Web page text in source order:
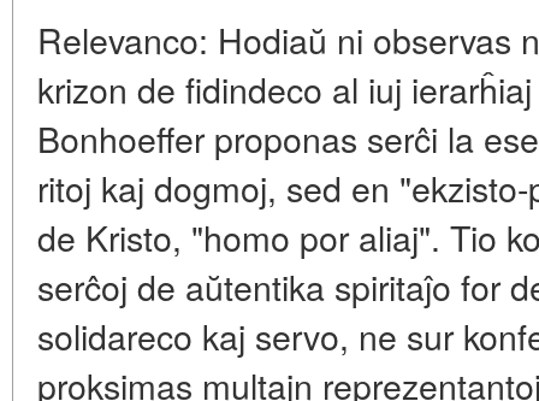
Relevanco: Hodiaŭ ni observas
krizon de fidindeco al iuj
Bonhoeffer proponas serĉi la
ritoj kaj dogmoj, sed en
de Kristo, "homo por aliaj". Tio
serĉoj de aŭtentika spiritaĵo for
solidareco kaj servo, ne sur
proksimas multajn